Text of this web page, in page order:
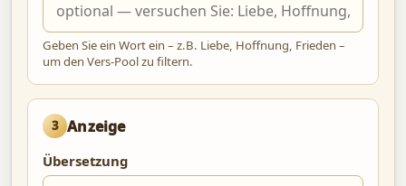
Geben Sie ein Wort ein – z.B. Liebe, Hoffnung, Frieden –
um den Vers-Pool zu filtern.
3 Anzeige
Übersetzung